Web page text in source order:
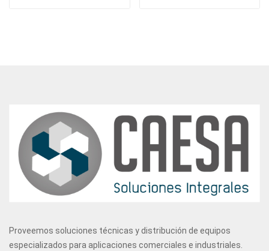
Proveemos soluciones técnicas y distribución de equipos
especializados para aplicaciones comerciales e industriales.